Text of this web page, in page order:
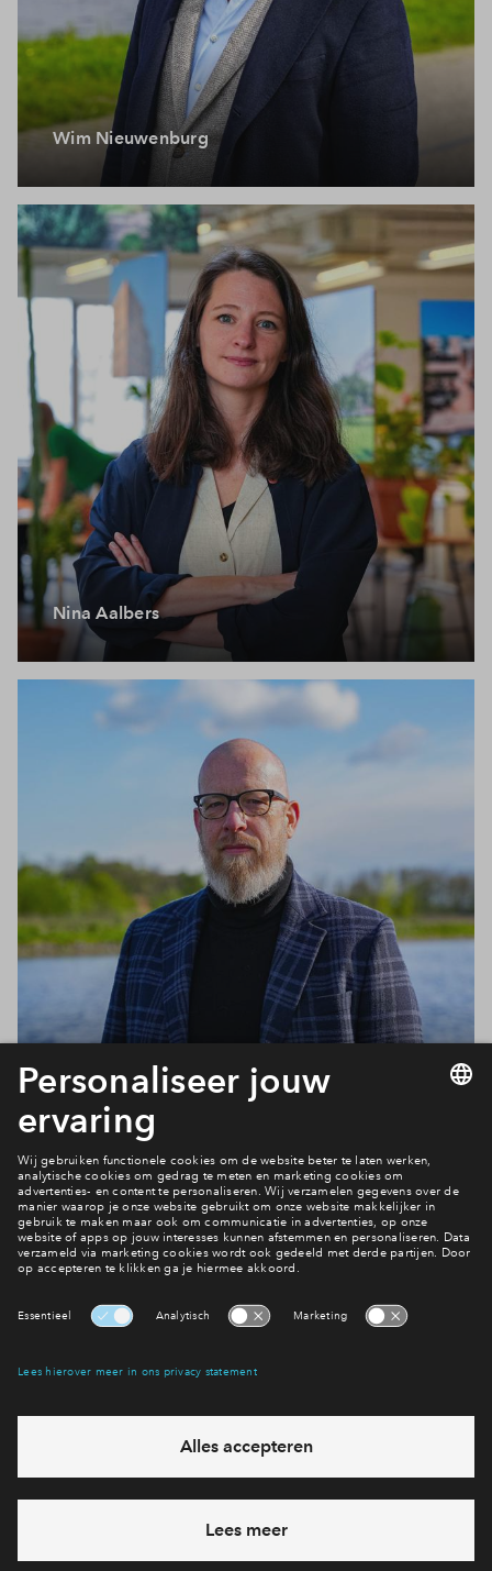
Wim Nieuwenburg
Nina Aalbers
Christian Messing
Wanneer kun je hier wonen?
Bekijk de planning
Interesse? Meld je dan snel aan
Hiermee blijf je op de hoogte van het belangrijkste nieuws en
Ja, ik wil mij aanmelden
Heb je een vraag en wil je direct antwoord? Bel ons op
71 22 618